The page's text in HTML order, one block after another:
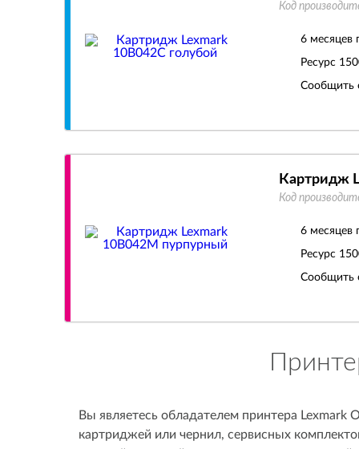
Код
6 месяцев
Ресурс
Сообщить
Картридж
Код
6 месяцев
Ресурс
Сообщить
Вы являетесь обладателем принтера
картриджей или чернил, сервисных